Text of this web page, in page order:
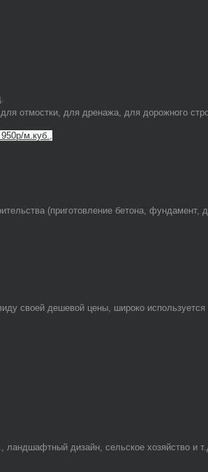
отмостки, для дренажа, для дорожного
м.куб.,
(приготовление бетона,
своей дешевой цены, широко
дизайн, сельское хозяйство и